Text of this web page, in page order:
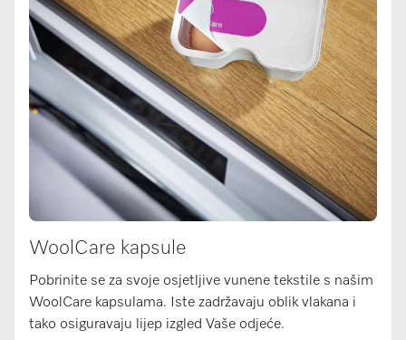
WoolCare kapsule
Pobrinite se za svoje osjetljive vunene tekstile s našim
WoolCare kapsulama. Iste zadržavaju oblik vlakana i
tako osiguravaju lijep izgled Vaše odjeće.